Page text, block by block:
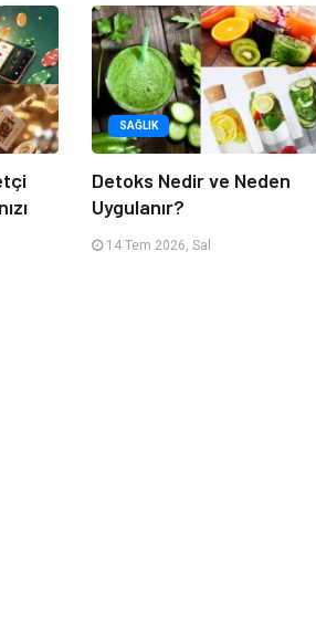
SAĞLIK
Detoks Nedir ve Neden
Uygulanır?
14 Tem 2026, Sal